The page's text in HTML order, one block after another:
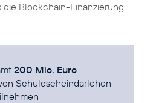
die Blockchain-Finanzierung
200 Mio. Euro
Schuldscheindarlehen